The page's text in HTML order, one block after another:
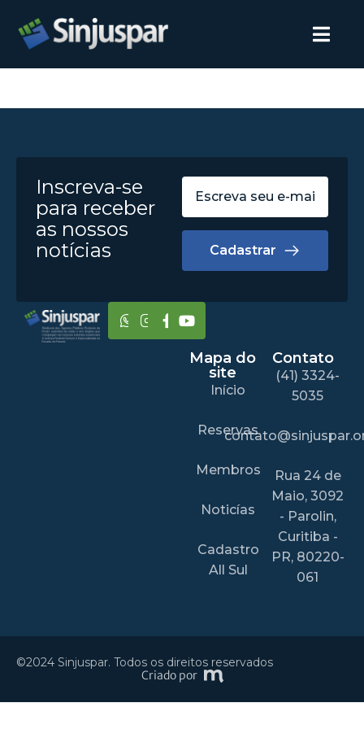
Inscreva-se
para receber
as nossos
notícias
Cadastrar
Mapa do
site
Início
Reservas
Membros
Noticías
Cadastro
All Sul
Contato
(41) 3324-
5035
Rua 24 de
Maio, 3092
- Parolin,
Curitiba -
PR, 80220-
061
©2024 Sinjuspar. Todos os direitos reservados
Criado por